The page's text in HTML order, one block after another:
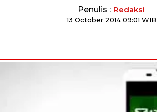
Penulis : Redaksi
13 October 2014 09:01 WIB